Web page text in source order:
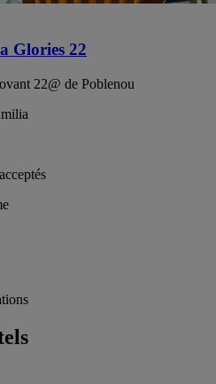
Glories 22
22@ de Poblenou